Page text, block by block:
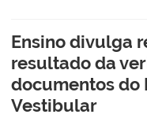
Ensino divulga
resultado da
documentos do
Vestibular